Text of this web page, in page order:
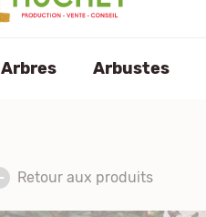
Arbres Arbustes
Retour aux produits